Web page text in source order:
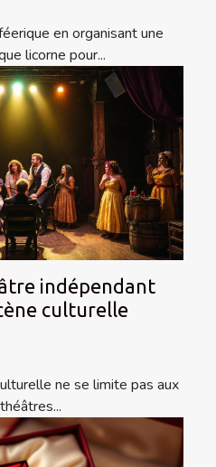
en organisant une
licorne pour...
indépendant
culturelle
ne se limite pas aux